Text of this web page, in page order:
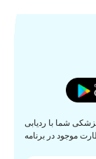
شما با ردیابی